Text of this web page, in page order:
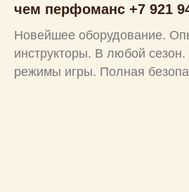
чем перфоманс +7 921
Новейшее оборудование.
инструкторы. В любой
режимы игры. Полная